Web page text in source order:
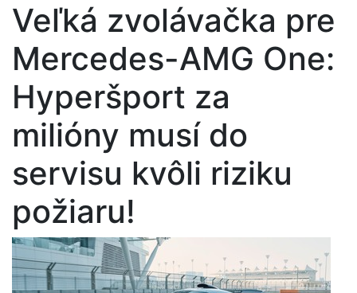
Veľká zvolávačka pre
Mercedes-AMG One:
Hyperšport za
milióny musí do
servisu kvôli riziku
požiaru!